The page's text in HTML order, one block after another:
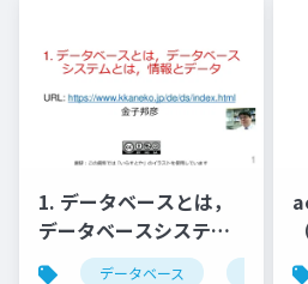
1. データベースとは，
データベースシステム
とは，情報とデータ
データベース データ